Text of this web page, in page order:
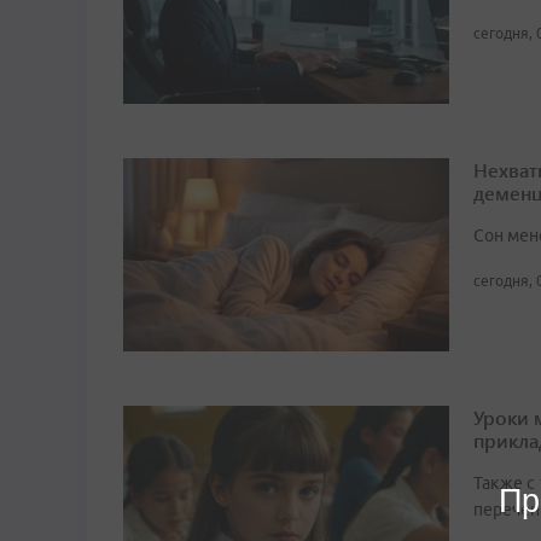
сегодня,
Сон
сегодня,
Уроки
Также с